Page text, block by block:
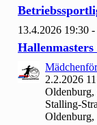
13.4.2026 19:30
2.2.2026
Stalling-
Oldenburg,